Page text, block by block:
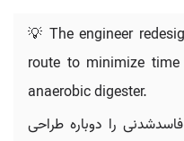
💡 The engineer
route to minimize
anaerobic digester.
را دوباره طراحی